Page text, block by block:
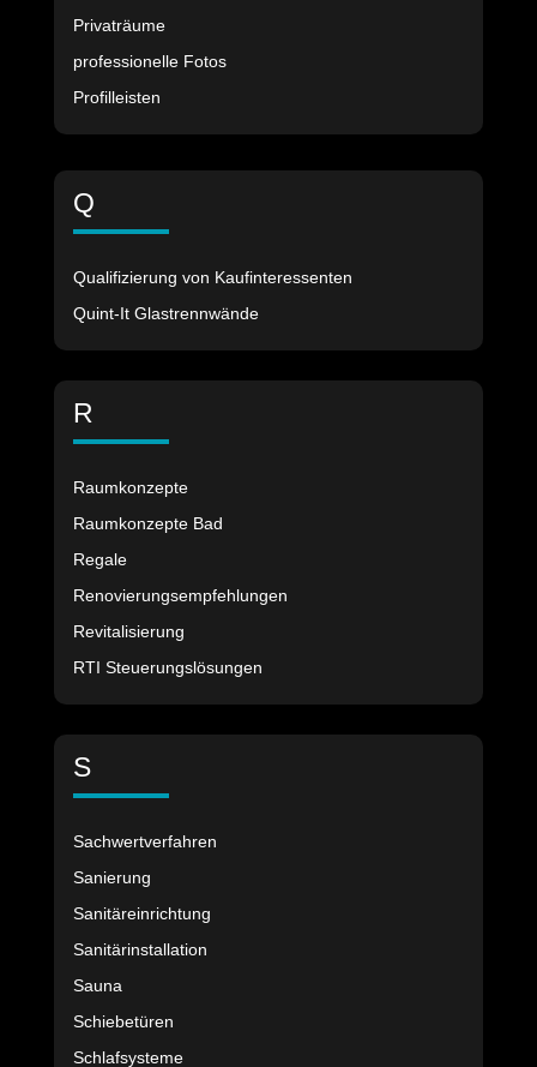
Privaträume
professionelle Fotos
Profilleisten
Q
Qualifizierung von Kaufinteressenten
Quint-It Glastrennwände
R
Raumkonzepte
Raumkonzepte Bad
Regale
Renovierungsempfehlungen
Revitalisierung
RTI Steuerungslösungen
S
Sachwertverfahren
Sanierung
Sanitäreinrichtung
Sanitärinstallation
Sauna
Schiebetüren
Schlafsysteme